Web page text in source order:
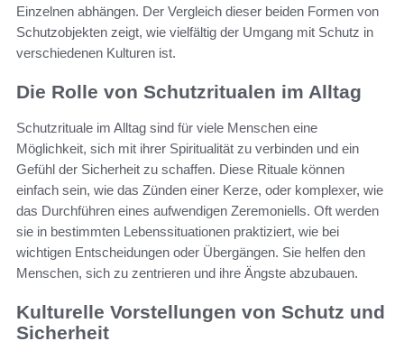
Einzelnen abhängen. Der Vergleich dieser beiden Formen von
Schutzobjekten zeigt, wie vielfältig der Umgang mit Schutz in
verschiedenen Kulturen ist.
Die Rolle von Schutzritualen im Alltag
Schutzrituale im Alltag sind für viele Menschen eine
Möglichkeit, sich mit ihrer Spiritualität zu verbinden und ein
Gefühl der Sicherheit zu schaffen. Diese Rituale können
einfach sein, wie das Zünden einer Kerze, oder komplexer, wie
das Durchführen eines aufwendigen Zeremoniells. Oft werden
sie in bestimmten Lebenssituationen praktiziert, wie bei
wichtigen Entscheidungen oder Übergängen. Sie helfen den
Menschen, sich zu zentrieren und ihre Ängste abzubauen.
Kulturelle Vorstellungen von Schutz und
Sicherheit